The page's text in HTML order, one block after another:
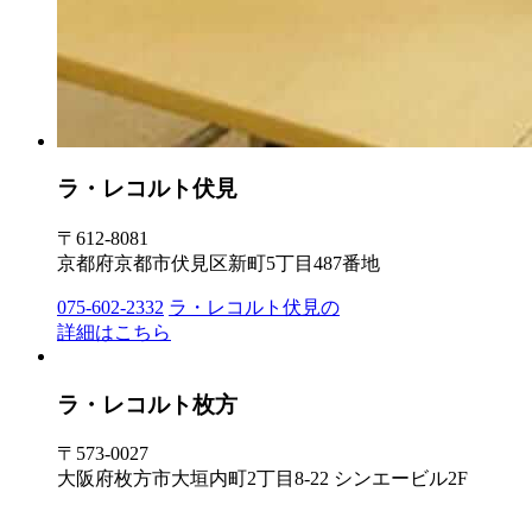
ラ・レコルト伏見
〒612-8081
京都府京都市伏見区新町5丁目487番地
075-602-2332 ラ・レコルト伏見の
詳細はこちら
ラ・レコルト枚方
〒573-0027
大阪府枚方市大垣内町2丁目8-22 シンエービル2F